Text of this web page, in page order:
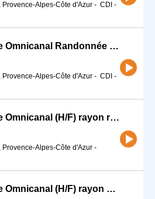
Provence-Alpes-Côte d'Azur - CDI -
Conseiller-ère Vente Omnicanal Randonnée (H/F) - Temps partiel 12H
Provence-Alpes-Côte d'Azur - CDI -
Conseiller-ère Vente Omnicanal (H/F) rayon running
Provence-Alpes-Côte d'Azur -
Conseiller-ère Vente Omnicanal (H/F) rayon glisse/Natation